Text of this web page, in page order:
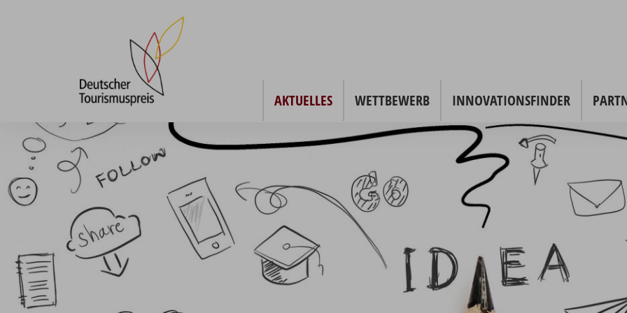
AKTUELLES WETTBEWERB INNOVATIONSFINDER